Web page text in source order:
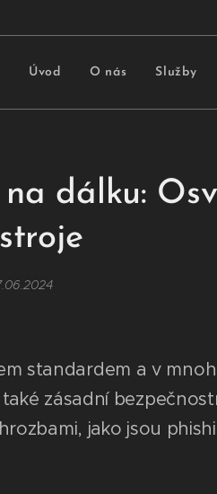
Úvod O nás Služby
dálku:
standardem a v
zásadní
jako jsou